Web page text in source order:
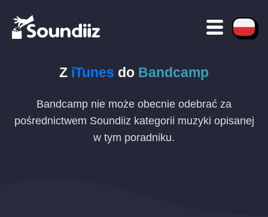
Z iTunes do Bandcamp
Bandcamp nie może obecnie odebrać za
pośrednictwem Soundiiz kategorii muzyki opisanej
w tym poradniku.